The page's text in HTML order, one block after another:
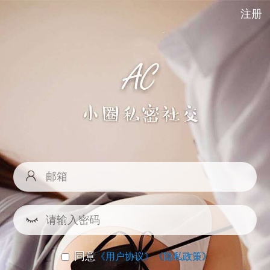
注册
同意《用户协议》《隐私政策》